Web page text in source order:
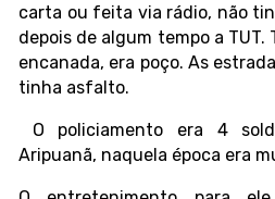
carta ou feita via rádio, não
depois de algum tempo a
encanada, era poço. As
tinha asfalto.
O policiamento era 4
Aripuanã, naquela época era